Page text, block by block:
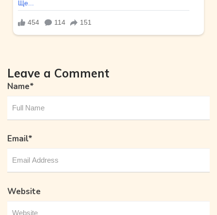
Leave a Comment
Name*
Email*
Website